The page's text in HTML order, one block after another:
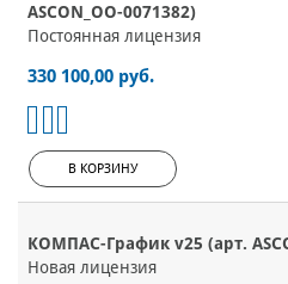
ASCON_ОО-0071382)
Постоянная лицензия
330 100,00 руб.
В КОРЗИНУ
КОМПАС-График v25 (арт.
Новая лицензия